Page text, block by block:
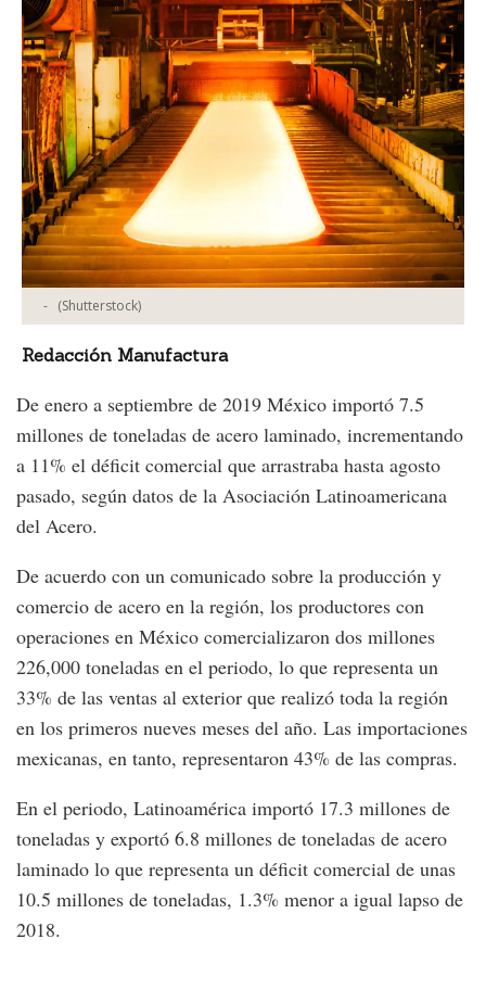
- (Shutterstock)
Redacción Manufactura
De enero a septiembre de 2019 México importó 7.5
millones de toneladas de acero laminado, incrementando
a 11% el déficit comercial que arrastraba hasta agosto
pasado, según datos de la Asociación Latinoamericana
del Acero.
De acuerdo con un comunicado sobre la producción y
comercio de acero en la región, los productores con
operaciones en México comercializaron dos millones
226,000 toneladas en el periodo, lo que representa un
33% de las ventas al exterior que realizó toda la región
en los primeros nueves meses del año. Las importaciones
mexicanas, en tanto, representaron 43% de las compras.
En el periodo, Latinoamérica importó 17.3 millones de
toneladas y exportó 6.8 millones de toneladas de acero
laminado lo que representa un déficit comercial de unas
10.5 millones de toneladas, 1.3% menor a igual lapso de
2018.